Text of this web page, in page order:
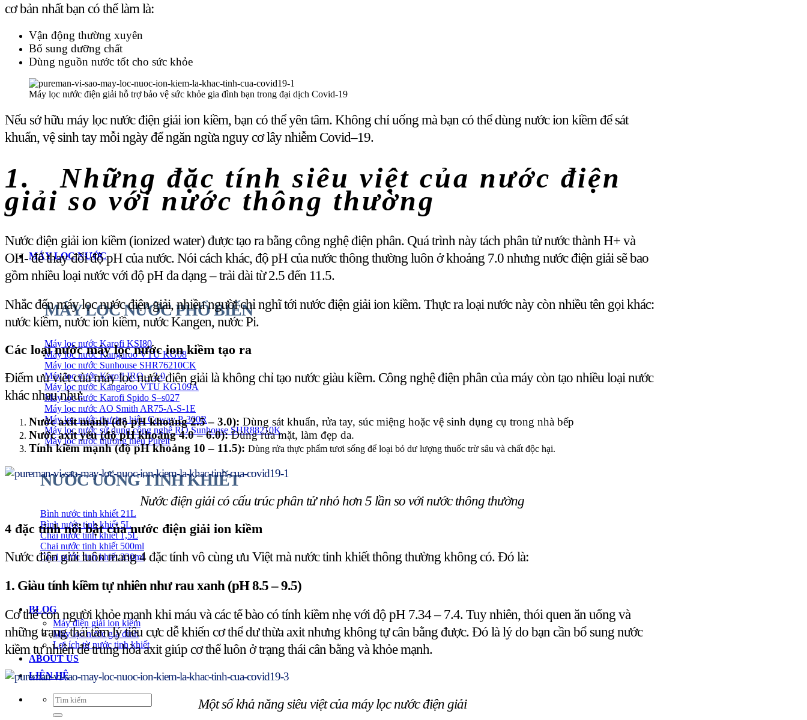
MÁY LỌC NƯỚC
MÁY LỌC NƯỚC PHỔ BIẾN
Máy lọc nước Karofi KSI80
Máy lọc nước Kangaroo VTU KG08
Máy lọc nước Sunhouse SHR76210CK
Máy lọc nước Karofi IRO – 2.0
Máy lọc nước Kangaroo VTU KG109A
Máy lọc nước Karofi Spido S–s027
Máy lọc nước AO Smith AR75-A-S-1E
Máy lọc nước thương hiệu Coway P-300R
Máy lọc nước sử dụng công nghệ RO Sunhouse SHR88210K
Máy lọc nước thương hiệu Pureit
NƯỚC UỐNG TINH KHIẾT
Bình nước tinh khiết 21L
Bình nước tinh khiết 5L
Chai nước tinh khiết 1,5L
Chai nước tinh khiết 500ml
Chai nước tinh khiết 330ml
BLOG
Máy điện giải ion kiềm
Máy lọc nước gia đình
Lợi ích từ nước tinh khiết
ABOUT US
LIÊN HỆ
Search
for:
cơ bản nhất bạn có thể làm là:
Vận động thường xuyên
Bổ sung dưỡng chất
Dùng nguồn nước tốt cho sức khỏe
Máy lọc nước điện giải hỗ trợ bảo vệ sức khỏe gia đình bạn trong đại dịch Covid-19
Nếu sở hữu máy lọc nước điện giải ion kiềm, bạn có thể yên tâm. Không chỉ uống mà bạn có thể dùng nước ion kiềm để sát
khuẩn, vệ sinh tay mỗi ngày để ngăn ngừa nguy cơ lây nhiễm Covid–19.
1. Những đặc tính siêu việt của nước điện
giải so với nước thông thường
Nước điện giải ion kiềm (ionized water) được tạo ra bằng công nghệ điện phân. Quá trình này tách phân tử nước thành H+ và
OH- để thay đổi độ pH của nước. Nói cách khác, độ pH của nước thông thường luôn ở khoảng 7.0 nhưng nước điện giải sẽ bao
gồm nhiều loại nước với độ pH đa dạng – trải dài từ 2.5 đến 11.5.
Nhắc đến máy lọc nước điện giải, nhiều người chỉ nghĩ tới nước điện giải ion kiềm. Thực ra loại nước này còn nhiều tên gọi khác:
nước kiềm, nước ion kiềm, nước Kangen, nước Pi.
Các loại nước máy lọc nước ion kiềm tạo ra
Điểm ưu việt của máy lọc nước điện giải là không chỉ tạo nước giàu kiềm. Công nghệ điện phân của máy còn tạo nhiều loại nước
khác nhau như:
Nước axit mạnh (độ pH khoảng 2.5 – 3.0): Dùng sát khuẩn, rửa tay, súc miệng hoặc vệ sinh dụng cụ trong nhà bếp
Nước axit yếu (độ pH khoảng 4.0 – 6.0):Dùng rửa mặt, làm đẹp da.
Tính kiềm mạnh (độ pH khoảng 10 – 11.5): Dùng rửa thực phẩm tươi sống để loại bỏ dư lượng thuốc trừ sâu và chất độc hại.
Nước điện giải có cấu trúc phân tử nhỏ hơn 5 lần so với nước thông thường
4 đặc tính nổi bật của nước điện giải ion kiềm
Nước điện giải luôn mang 4 đặc tính vô cùng ưu Việt mà nước tinh khiết thông thường không có. Đó là:
1. Giàu tính kiềm tự nhiên như rau xanh (pH 8.5 – 9.5)
Cơ thể con người khỏe mạnh khi máu và các tế bào có tính kiềm nhẹ với độ pH 7.34 – 7.4. Tuy nhiên, thói quen ăn uống và
những trạng thái tâm lý tiêu cực dễ khiến cơ thể dư thừa axit nhưng không tự cân bằng được. Đó là lý do bạn cần bổ sung nước
kiềm tự nhiên để trung hòa axit giúp cơ thể luôn ở trạng thái cân bằng và khỏe mạnh.
Một số khả năng siêu việt của máy lọc nước điện giải